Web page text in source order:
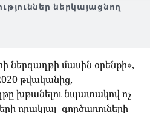
ներկայացնող
ներգաղթի մասին օրենքի»,
թվականից,
խթանելու նպատակով ոչ
որակյալ գործառուների